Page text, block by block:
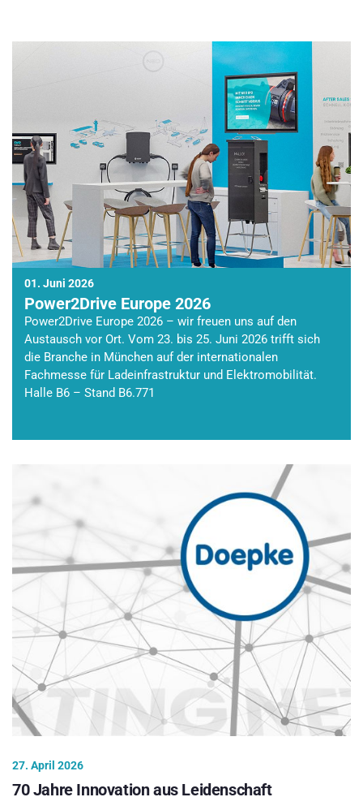
01. Juni 2026
Power2Drive Europe 2026
Power2Drive Europe 2026 – wir freuen uns auf den
Austausch vor Ort. Vom 23. bis 25. Juni 2026 trifft sich
die Branche in München auf der internationalen
Fachmesse für Ladeinfrastruktur und Elektromobilität.
Halle B6 – Stand B6.771
27. April 2026
70 Jahre Innovation aus Leidenschaft